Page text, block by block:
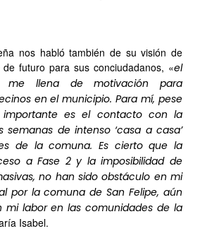
nos habló también de su visión de
futuro para sus conciudadanos, «el
me llena de motivación para
en el municipio. Para mí, pese
es el contacto con la
de intenso ‘casa a casa’
de la comuna. Es cierto que la
a Fase 2 y la imposibilidad de
no han sido obstáculo en mi
por la comuna de San Felipe, aún
mi labor en las comunidades de la
Isabel.